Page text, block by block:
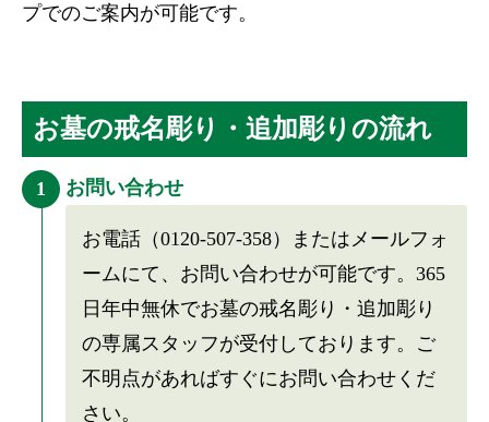
プでのご案内が可能です。
お墓の戒名彫り・追加彫りの流れ
1 お問い合わせ
お電話（0120-507-358）またはメールフォ
ームにて、お問い合わせが可能です。365
日年中無休でお墓の戒名彫り・追加彫り
の専属スタッフが受付しております。ご
不明点があればすぐにお問い合わせくだ
さい。